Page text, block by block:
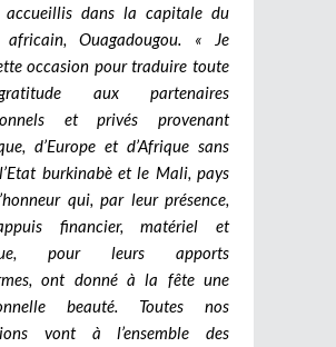
dans la capitale du
africain, Ouagadougou. « Je
occasion pour traduire toute
aux partenaires
et privés provenant
d’Europe et d’Afrique sans
burkinabè et le Mali, pays
qui, par leur présence,
financier, matériel et
pour leurs apports
ont donné à la fête une
beauté. Toutes nos
vont à l’ensemble des